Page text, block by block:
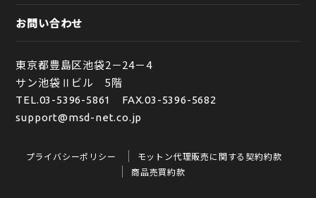
お問い合わせ
東京都豊島区池袋2－24－4
サン池袋Ⅱビル 5階
TEL.03-5396-5861
FAX.03-5396-5682
support@msd-net.co.jp
プライバシーポリシー
モットン代理販売に関する契約約款
商品売買約款